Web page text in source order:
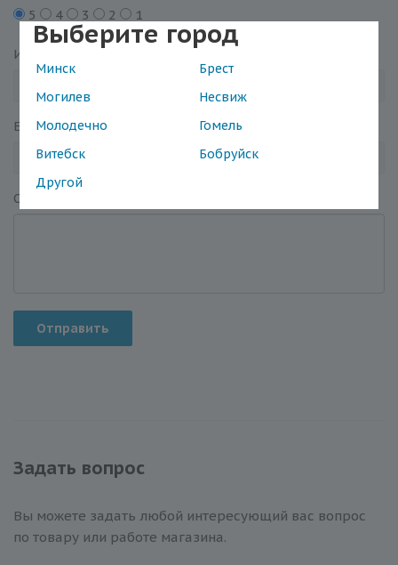
Выберите город
Минск
Брест
Могилев
Несвиж
Молодечно
Гомель
Витебск
Бобруйск
Другой
5 4 3 2 1
Имя
Email*
Отзыв
Отправить
Задать вопрос
Вы можете задать любой интересующий вас вопрос
по товару или работе магазина.